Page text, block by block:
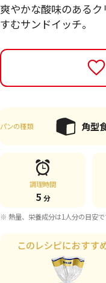
爽やかな酸味のある
すむサンドイッチ。
パンの種類 角型
調理時間
5 分
※ 熱量、栄養成分は1人分の目安で